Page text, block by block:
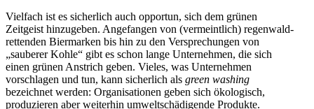
Vielfach ist es sicherlich auch opportun, sich dem grünen
Zeitgeist hinzu­geben. Angefangen von (vermeintlich) regen­wald­
ret­tenden Biermarken bis hin zu den Verspre­chungen von
„sauberer Kohle“ gibt es schon lange Unter­nehmen, die sich
einen grünen Anstrich geben. Vieles, was Unter­nehmen
vorschlagen und tun, kann sicherlich als green washing
bezeichnet werden: Organi­sa­tionen geben sich ökolo­gisch,
produ­zieren aber weiterhin umwelt­schä­di­gende Produkte.